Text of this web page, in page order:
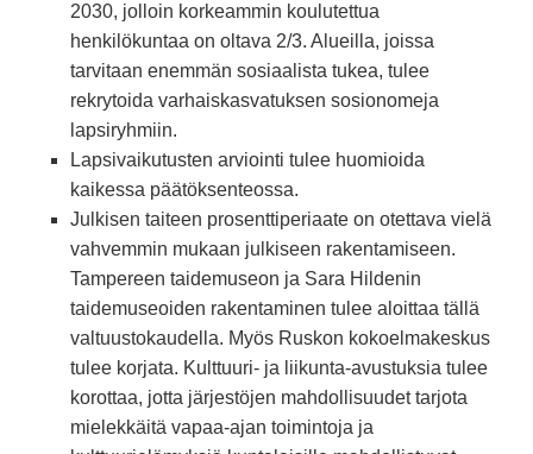
2030, jolloin korkeammin koulutettua
henkilökuntaa on oltava 2/3. Alueilla, joissa
tarvitaan enemmän sosiaalista tukea, tulee
rekrytoida varhaiskasvatuksen sosionomeja
lapsiryhmiin.
Lapsivaikutusten arviointi tulee huomioida
kaikessa päätöksenteossa.
Julkisen taiteen prosenttiperiaate on otettava vielä
vahvemmin mukaan julkiseen rakentamiseen.
Tampereen taidemuseon ja Sara Hildenin
taidemuseoiden rakentaminen tulee aloittaa tällä
valtuustokaudella. Myös Ruskon kokoelmakeskus
tulee korjata. Kulttuuri- ja liikunta-avustuksia tulee
korottaa, jotta järjestöjen mahdollisuudet tarjota
mielekkäitä vapaa-ajan toimintoja ja